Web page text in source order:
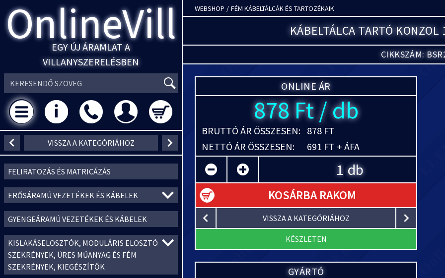
OnlineVill
EGY ÚJ ÁRAMLAT A
VILLANYSZERELÉSBEN
VISSZA A KATEGÓRIÁHOZ
FELIRATOZÁS ÉS MATRICÁZÁS
ERŐSÁRAMÚ VEZETÉKEK ÉS KÁBELEK
GYENGEÁRAMÚ VEZETÉKEK ÉS KÁBELEK
KISLAKÁSELOSZTÓK, MODULÁRIS ELOSZTÓ
SZEKRÉNYEK, ÜRES MŰANYAG ÉS FÉM
SZEKRÉNYEK, KIEGÉSZÍTŐK
WEBSHOP / FÉM KÁBELTÁLCÁK ÉS TARTOZÉKAIK
KÁBELTÁLCA TARTÓ
CIKKSZÁM:
ONLINE ÁR
878 Ft / db
BRUTTÓ ÁR ÖSSZESEN: 878 FT
NETTÓ ÁR ÖSSZESEN:
691 FT + ÁFA
db
KOSÁRBA RAKOM
VISSZA A KATEGÓRIÁHOZ
KÉSZLETEN
GYÁRTÓ